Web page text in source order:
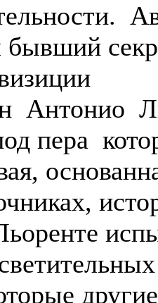
Антонио
пера